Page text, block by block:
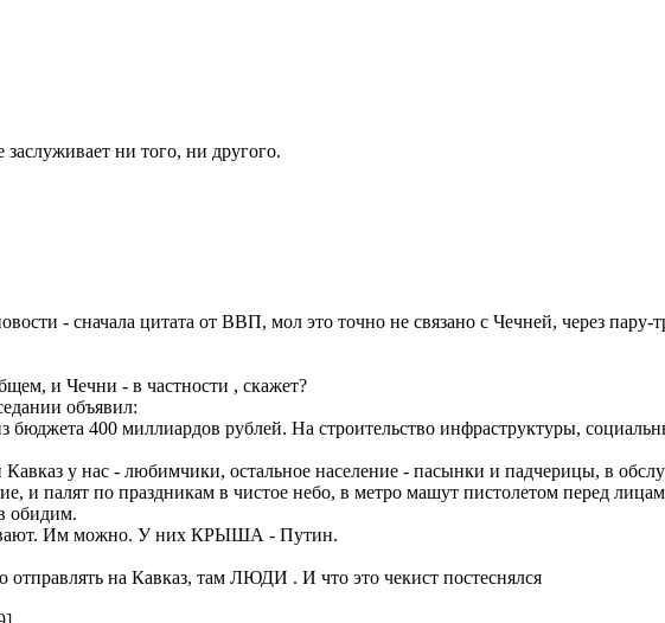
ни того, ни другого.
- сначала цитата от ВВП, мол это точно не связано с Чечней, через
и Чечни - в частности , скажет?
объявил:
бюджета 400 миллиардов рублей. На строительство инфраструктуры,
у нас - любимчики, остальное население - пасынки и падчерицы, в
и палят по праздникам в чистое небо, в метро машут пистолетом перед
обидим.
Им можно. У них КРЫША - Путин.
на Кавказ, там ЛЮДИ . И что это чекист постеснялся